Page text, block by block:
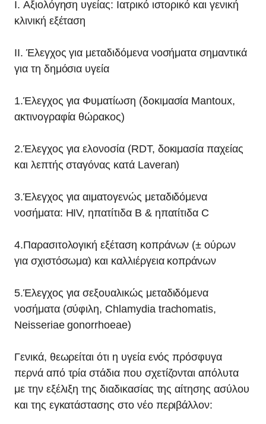
Ι. Aξιολόγηση υγείας: Ιατρικό ιστορικό και γενική
κλινική εξέταση
ΙΙ. Έλεγχος για μεταδιδόμενα νοσήματα σημαντικά
για τη δημόσια υγεία
1.Έλεγχος για Φυματίωση (δοκιμασία Mantoux,
ακτινογραφία θώρακος)
2.Έλεγχος για ελονοσία (RDT, δοκιμασία παχείας
και λεπτής σταγόνας κατά Laveran)
3.Έλεγχος για αιματογενώς μεταδιδόμενα
νοσήματα: HIV, ηπατίτιδα B & ηπατίτιδα C
4.Παρασιτολογική εξέταση κοπράνων (± ούρων
για σχιστόσωμα) και καλλιέργεια κοπράνων
5.Έλεγχος για σεξουαλικώς μεταδιδόμενα
νοσήματα (σύφιλη, Chlamydia trachomatis,
Neisseriae gonorrhoeae)
Γενικά, θεωρείται ότι η υγεία ενός πρόσφυγα
περνά από τρία στάδια που σχετίζονται απόλυτα
με την εξέλιξη της διαδικασίας της αίτησης ασύλου
και της εγκατάστασης στο νέο περιβάλλον: